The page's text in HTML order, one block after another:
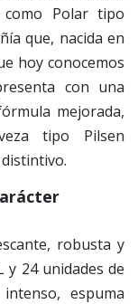
Polar tipo
que, nacida en
hoy conocemos
con una
mejorada,
tipo Pilsen
robusta y
y 24 unidades de
espuma